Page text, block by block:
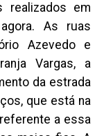
realizados em
As ruas
Azevedo e
Vargas, a
da estrada
que está na
a essa